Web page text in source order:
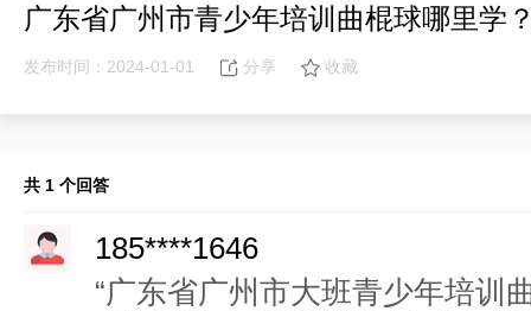
广东省广州市青少年培训曲棍球哪里学
发布时间：2024-01-01 分享 收藏
共 1 个回答
185****1646
“广东省广州市大班青少年培训